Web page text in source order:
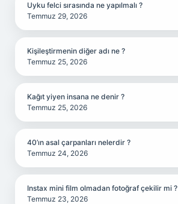
Uyku felci sırasında ne yapılmalı ?
Temmuz 29, 2026
Kişileştirmenin diğer adı ne ?
Temmuz 25, 2026
Kağıt yiyen insana ne denir ?
Temmuz 25, 2026
40’ın asal çarpanları nelerdir ?
Temmuz 24, 2026
Instax mini film olmadan fotoğraf çekilir mi ?
Temmuz 23, 2026